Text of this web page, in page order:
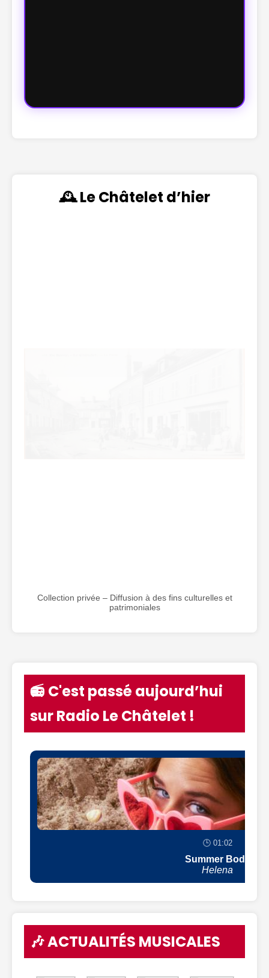
🕰️ Le Châtelet d’hier
Collection privée – Diffusion à des fins culturelles et
patrimoniales
📻 C'est passé aujourd’hui
sur Radio Le Châtelet !
🕒 01:02
Summer Body
Helena
🎶 ACTUALITÉS MUSICALES